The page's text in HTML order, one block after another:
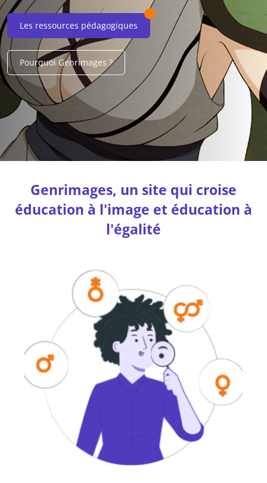
Les ressources pédagogiques
Pourquoi Genrimages ?
Genrimages, un site qui croise
éducation à l'image et éducation à
l'égalité